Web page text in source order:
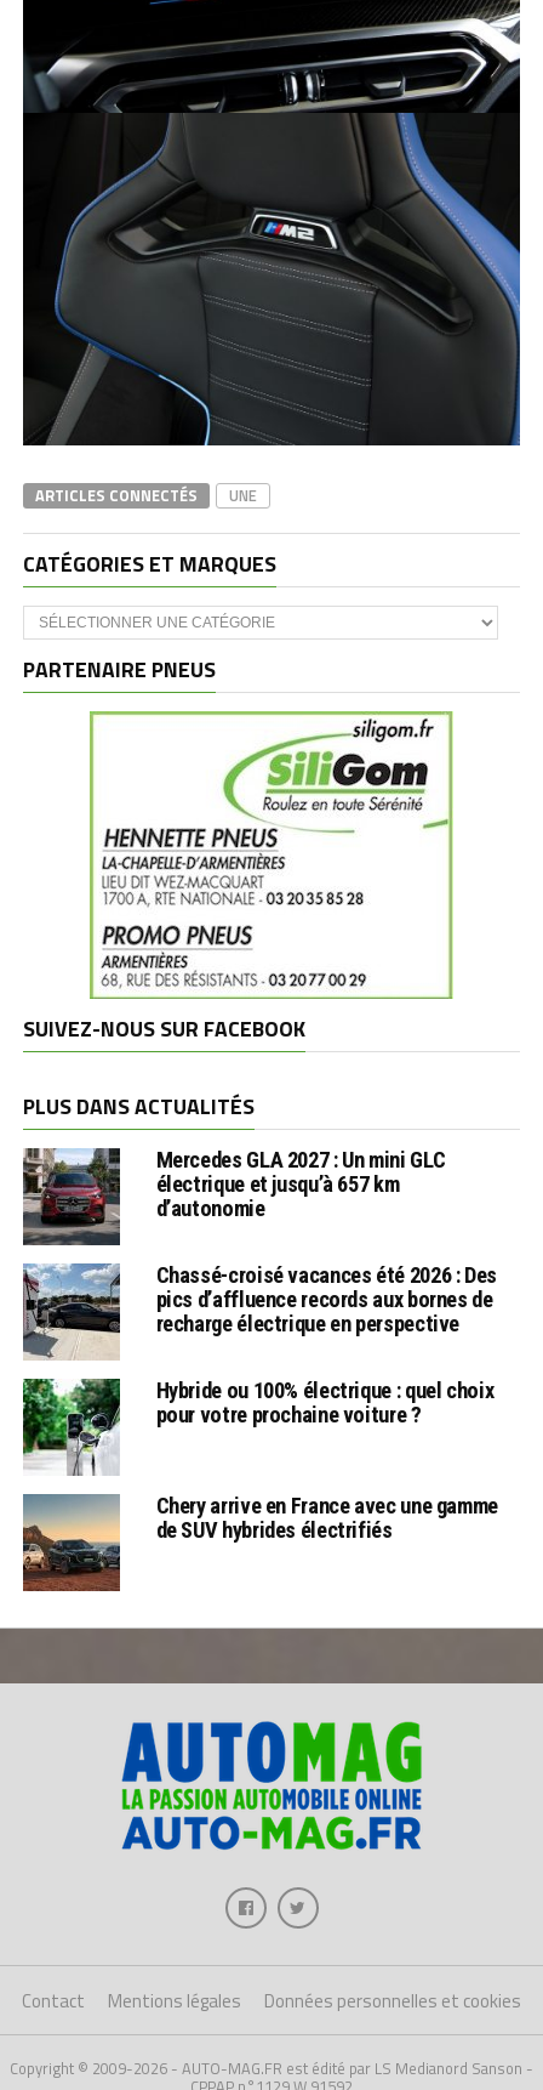
ARTICLES CONNECTÉS UNE
CATÉGORIES ET MARQUES
Catégories
et
PARTENAIRE PNEUS
SUIVEZ-NOUS SUR FACEBOOK
PLUS DANS ACTUALITÉS
Mercedes GLA 2027 : Un mini GLC
électrique et jusqu’à 657 km
d’autonomie
Chassé-croisé vacances été 2026 : Des
pics d’affluence records aux bornes de
recharge électrique en perspective
Hybride ou 100% électrique : quel choix
pour votre prochaine voiture ?
Chery arrive en France avec une gamme
de SUV hybrides électrifiés
Contact Mentions légales Données personnelles et cookies
Copyright © 2009-2026 - AUTO-MAG.FR est édité par LS Medianord Sanson -